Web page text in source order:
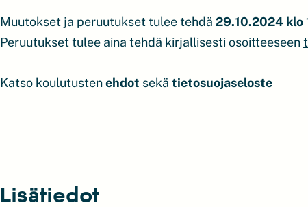
Muutokset ja peruutukset tulee tehdä 29.10.2024 klo
Peruutukset tulee aina tehdä kirjallisesti osoitteeseen
Katso koulutustenehdot sekä tietosuojaseloste
Lisätiedot